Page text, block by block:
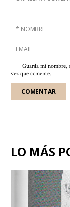
Guarda mi nombre,
vez que comente.
LO MÁS